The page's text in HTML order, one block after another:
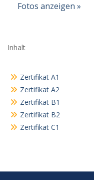
Fotos anzeigen »
Inhalt
Zertifikat A1
Zertifikat A2
Zertifikat B1
Zertifikat B2
Zertifikat C1